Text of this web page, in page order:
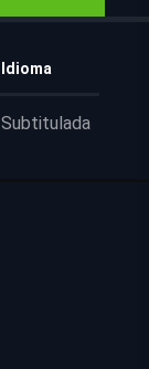
Idioma
Subtitulada